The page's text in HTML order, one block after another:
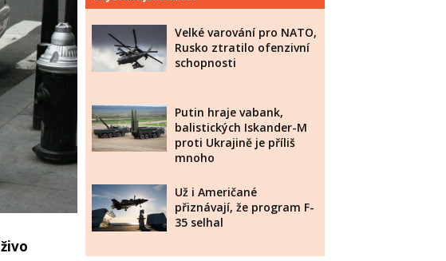
Velké varování pro NATO,
Rusko ztratilo ofenzivní
schopnosti
Putin hraje vabank,
balistických Iskander-M
proti Ukrajině je příliš
mnoho
Už i Američané
přiznávají, že program F-
35 selhal